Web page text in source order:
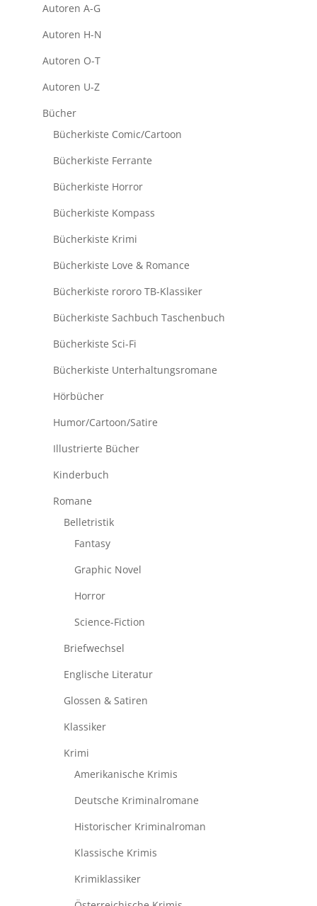
Autoren A-G
Autoren H-N
Autoren O-T
Autoren U-Z
Bücher
Bücherkiste Comic/Cartoon
Bücherkiste Ferrante
Bücherkiste Horror
Bücherkiste Kompass
Bücherkiste Krimi
Bücherkiste Love & Romance
Bücherkiste rororo TB-Klassiker
Bücherkiste Sachbuch Taschenbuch
Bücherkiste Sci-Fi
Bücherkiste Unterhaltungsromane
Hörbücher
Humor/Cartoon/Satire
Illustrierte Bücher
Kinderbuch
Romane
Belletristik
Fantasy
Graphic Novel
Horror
Science-Fiction
Briefwechsel
Englische Literatur
Glossen & Satiren
Klassiker
Krimi
Amerikanische Krimis
Deutsche Kriminalromane
Historischer Kriminalroman
Klassische Krimis
Krimiklassiker